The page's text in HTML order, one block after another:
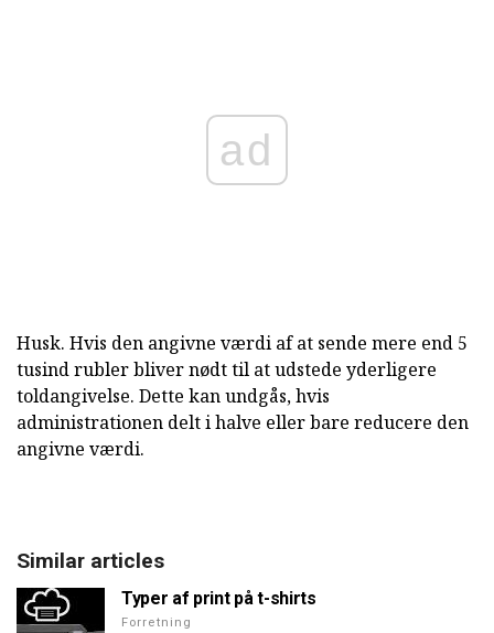
ad
Husk. Hvis den angivne værdi af at sende mere end 5
tusind rubler bliver nødt til at udstede yderligere
toldangivelse. Dette kan undgås, hvis
administrationen delt i halve eller bare reducere den
angivne værdi.
Similar articles
Typer af print på t-shirts
Forretning